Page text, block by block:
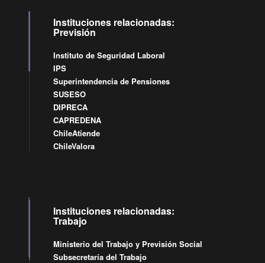
Instituciones relacionadas:
Previsión
Instituto de Seguridad Laboral
IPS
Superintendencia de Pensiones
SUSESO
DIPRECA
CAPREDENA
ChileAtiende
ChileValora
Instituciones relacionadas:
Trabajo
Ministerio del Trabajo y Previsión Social
Subsecretaría del Trabajo